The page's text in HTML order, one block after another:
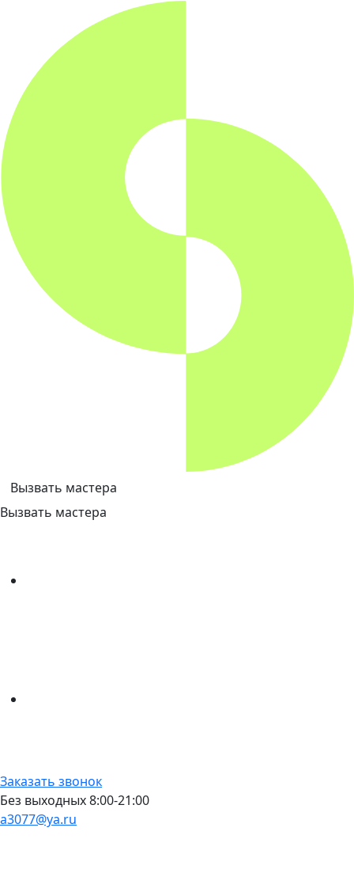
Вызвать мастера
Вызвать мастера
Заказать звонок
Без выходных 8:00-21:00
a3077@ya.ru